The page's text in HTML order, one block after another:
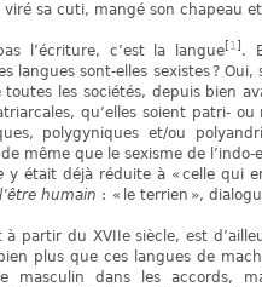
viré sa cuti, mangé son chapeau
l’écriture, c’est la langue[1 ].
langues sont-elles sexistes ? Oui,
les sociétés, depuis bien
qu’elles soient patri- ou
polygyniques et/ou
même que le sexisme de
y était déjà réduite à « celle qui
l’être humain : « le terrien »,
à partir du XVIIe siècle, est
plus que ces langues de
masculin dans les accords,